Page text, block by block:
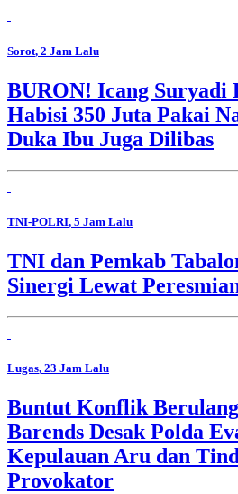
Sorot, 2 Jam Lalu
BURON! Icang Suryadi
Habisi 350 Juta Pakai
Duka Ibu Juga Dilibas
TNI-POLRI, 5 Jam Lalu
TNI dan Pemkab
Sinergi Lewat
Lugas, 23 Jam Lalu
Buntut Konflik
Barends Desak Polda
Kepulauan Aru dan
Provokator